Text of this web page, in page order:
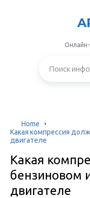
Home
Какая компрессия
двигателе
Какая
бензиновом
двигателе